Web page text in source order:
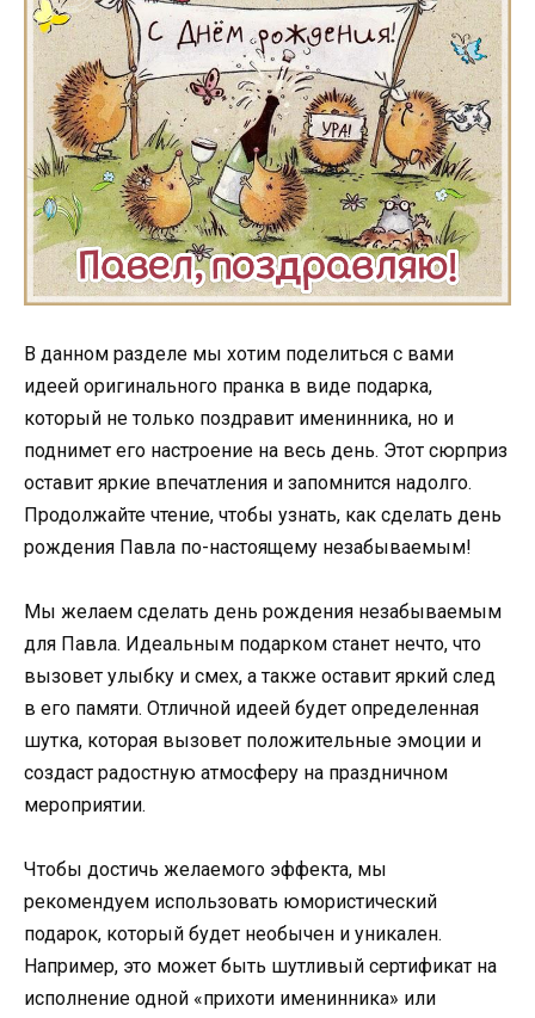
В данном разделе мы хотим поделиться с вами
идеей оригинального пранка в виде подарка,
который не только поздравит именинника, но и
поднимет его настроение на весь день. Этот сюрприз
оставит яркие впечатления и запомнится надолго.
Продолжайте чтение, чтобы узнать, как сделать день
рождения Павла по-настоящему незабываемым!
Мы желаем сделать день рождения незабываемым
для Павла. Идеальным подарком станет нечто, что
вызовет улыбку и смех, а также оставит яркий след
в его памяти. Отличной идеей будет определенная
шутка, которая вызовет положительные эмоции и
создаст радостную атмосферу на праздничном
мероприятии.
Чтобы достичь желаемого эффекта, мы
рекомендуем использовать юмористический
подарок, который будет необычен и уникален.
Например, это может быть шутливый сертификат на
исполнение одной «прихоти именинника» или